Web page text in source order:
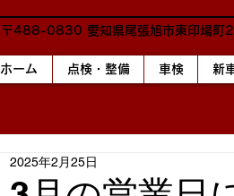
〒488-0830 愛知県尾張旭市東印場町
ホーム 点検・整備 車検 新
2025年2月25日